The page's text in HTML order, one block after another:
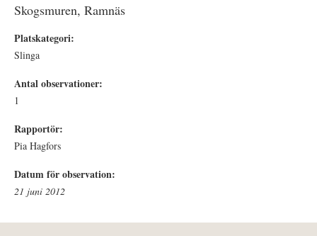
Skogsmuren, Ramnäs
Platskategori:
Slinga
Antal observationer:
1
Rapportör:
Pia Hagfors
Datum för observation:
21 juni 2012